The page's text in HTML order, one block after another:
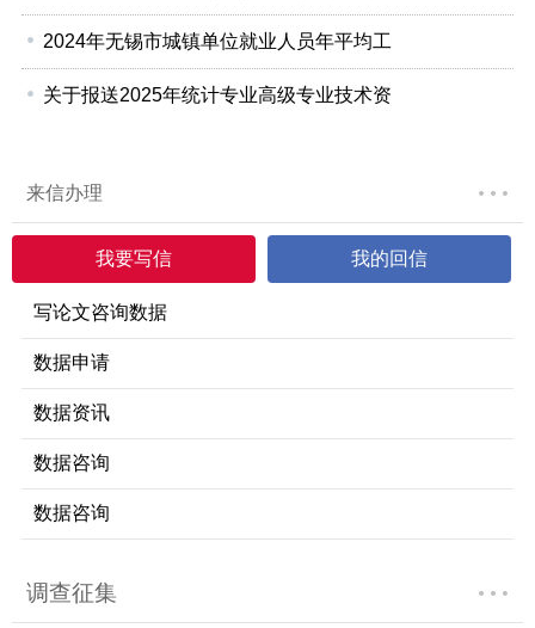
2024年无锡市城镇单位就业人员年平均工
关于报送2025年统计专业高级专业技术资
来信办理
我要写信 我的回信
写论文咨询数据
数据申请
数据资讯
数据咨询
数据咨询
调查征集